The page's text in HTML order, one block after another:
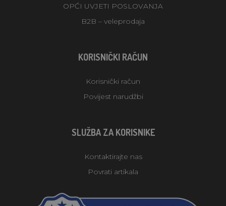
OPĆI UVJETI POSLOVANJA
B2B – veleprodaja
KORISNIČKI RAČUN
Korisnički račun
Povijest narudžbi
SLUŽBA ZA KORISNIKE
Kontaktirajte nas
Povrati artikala